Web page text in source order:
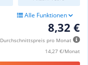
Alle Funktionen
8,32 €
Durchschnittspreis pro Monat
14,27 €/Monat